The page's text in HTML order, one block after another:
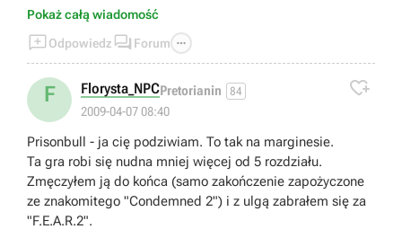
Pokaż całą wiadomość
Odpowiedz  Forum 
F Florysta_NPCPretorianin 84
2009-04-07 08:40

Prisonbull - ja cię podziwiam. To tak na marginesie.
Ta gra robi się nudna mniej więcej od 5 rozdziału.
Zmęczyłem ją do końca (samo zakończenie zapożyczone
ze znakomitego "Condemned 2") i z ulgą zabrałem się za
"F.E.A.R.2".